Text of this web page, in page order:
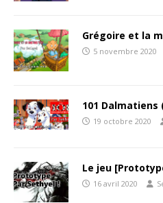
Grégoire et la
5 novembre 2020
101 Dalmatiens
19 octobre 2020
Le jeu
16 avril 2020